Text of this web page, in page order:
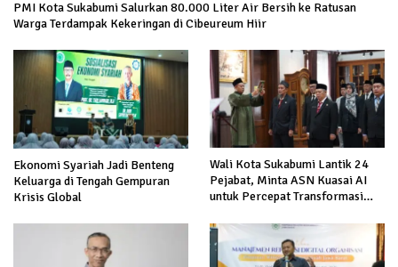
PMI Kota Sukabumi Salurkan 80.000 Liter Air Bersih ke Ratusan
Warga Terdampak Kekeringan di Cibeureum Hiir
Ekonomi Syariah Jadi Benteng
Keluarga di Tengah Gempuran
Krisis Global
Wali Kota Sukabumi Lantik 24
Pejabat, Minta ASN Kuasai AI
untuk Percepat Transformasi